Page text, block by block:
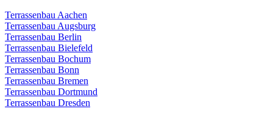
Terrassenbau Aachen
Terrassenbau Augsburg
Terrassenbau Berlin
Terrassenbau Bielefeld
Terrassenbau Bochum
Terrassenbau Bonn
Terrassenbau Bremen
Terrassenbau Dortmund
Terrassenbau Dresden